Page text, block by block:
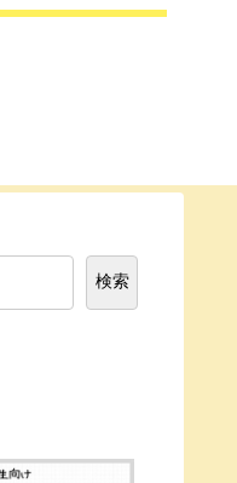
検索